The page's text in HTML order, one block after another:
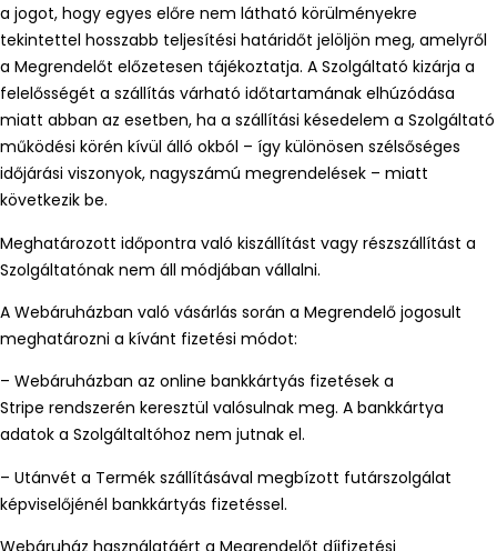
a jogot, hogy egyes előre nem látható körülményekre
tekintettel hosszabb teljesítési határidőt jelöljön meg, amelyről
a Megrendelőt előzetesen tájékoztatja. A Szolgáltató kizárja a
felelősségét a szállítás várható időtartamának elhúzódása
miatt abban az esetben, ha a szállítási késedelem a Szolgáltató
működési körén kívül álló okból – így különösen szélsőséges
időjárási viszonyok, nagyszámú megrendelések – miatt
következik be.
Meghatározott időpontra való kiszállítást vagy részszállítást a
Szolgáltatónak nem áll módjában vállalni.
A Webáruházban való vásárlás során a Megrendelő jogosult
meghatározni a kívánt fizetési módot:
– Webáruházban az online bankkártyás fizetések a
Stripe rendszerén keresztül valósulnak meg. A bankkártya
adatok a Szolgáltaltóhoz nem jutnak el.
– Utánvét a Termék szállításával megbízott futárszolgálat
képviselőjénél bankkártyás fizetéssel.